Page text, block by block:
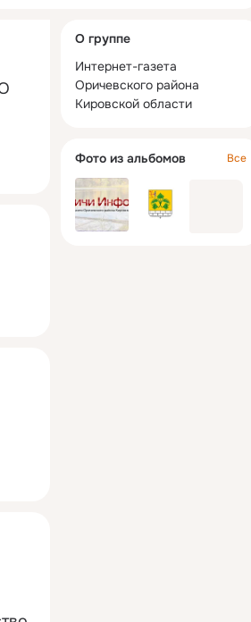
колонка
О группе
Интернет-газета
Оричевского района
Кировской области
Фото из альбомов Все